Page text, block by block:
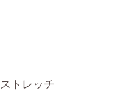
トレッチ